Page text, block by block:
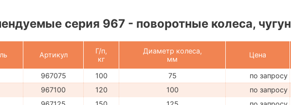
серия 967 - поворотные колеса, чугун
Артикул
Г/п,
кг
Диаметр колеса,
мм
Цена
967075 100 75
по запросу
967100 120 100
по запросу